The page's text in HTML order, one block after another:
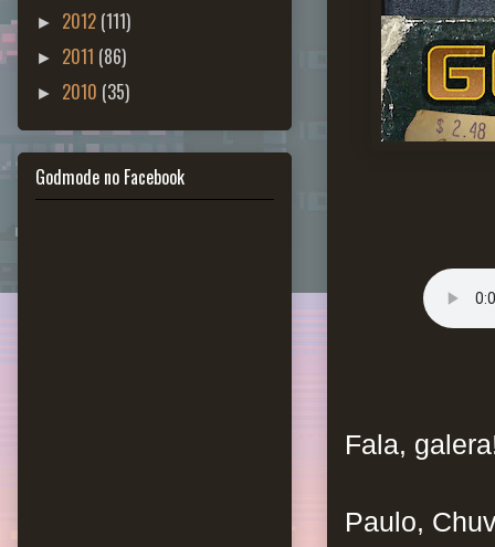
Fala,
Paulo,
► 2012 (111)
► 2011 (86)
► 2010 (35)
Godmode no Facebook